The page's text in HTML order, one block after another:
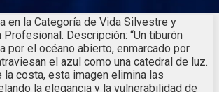
en la Categoría de Vida Silvestre y
Descripción: “Un tiburón
por el océano abierto, enmarcado por
el azul como una catedral de luz.
la costa, esta imagen elimina las
la elegancia y la vulnerabilidad de